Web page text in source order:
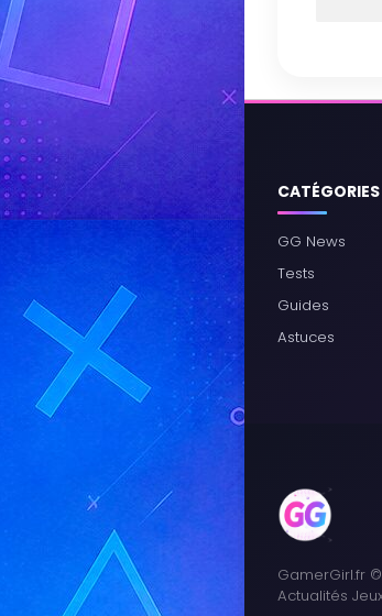
CATÉGORIES
GG News
Tests
Guides
Astuces
GamerGirl.fr
Actualités